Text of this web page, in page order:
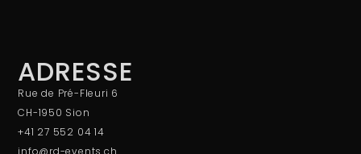
ADRESSE
Rue de Pré-Fleuri 6
CH-1950 Sion
+41 27 552 04 14